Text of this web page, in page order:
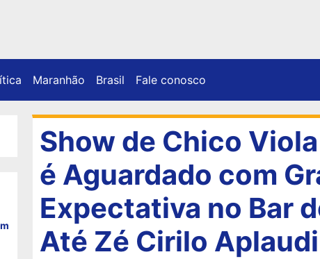
Maranhão Brasil Fale conosco
Show de Chico
é Aguardado com
Expectativa no Bar
Até Zé Cirilo